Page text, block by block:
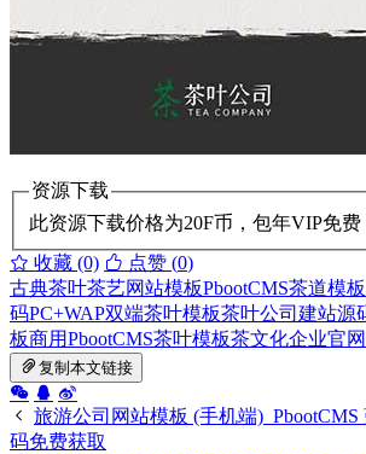
资源下载
此资源下载价格为20F币，包年VIP免费
收藏 (0)
点赞 (0)
古典茶叶茶艺网站模板PbootCMS茶道模板
码PC+WAP双端茶叶模板茶叶公司建站源
板商用PbootCMS茶叶模板茶文化企业官
复制本文链接
旅游公司网站模板 (手机端
码免费获取